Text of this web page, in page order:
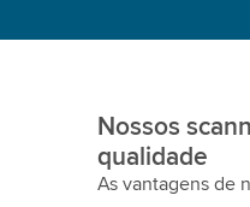
Nossos
qualidade
As vantagens de